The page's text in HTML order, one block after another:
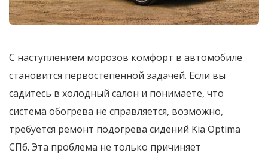
С наступлением морозов комфорт в автомобиле
становится первостепенной задачей. Если вы
садитесь в холодный салон и понимаете, что
система обогрева не справляется, возможно,
требуется ремонт подогрева сидений Kia Optima
СПб. Эта проблема не только причиняет